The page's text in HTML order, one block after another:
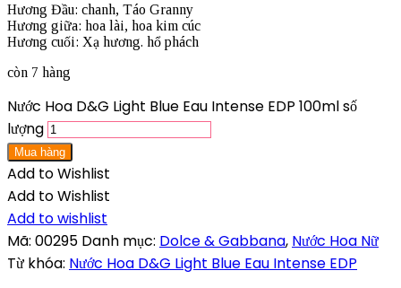
Hương Đầu: chanh, Táo Granny
Hương giữa: hoa lài, hoa kim cúc
Hương cuối: Xạ hương. hổ phách
còn 7 hàng
Nước Hoa D&G Light Blue Eau Intense EDP 100ml số
lượng
Mua hàng
Add to Wishlist
Add to Wishlist
Add to wishlist
Mã: 00295 Danh mục: Dolce & Gabbana, Nước Hoa Nữ
Từ khóa: Nước Hoa D&G Light Blue Eau Intense EDP